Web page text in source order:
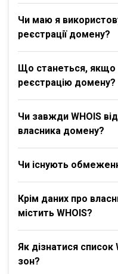
Чи маю я
реєстрації домену?
Що станеться, якщо
реєстрацію домену?
Чи завжди WHOIS
власника домену?
Чи існують
Крім даних про
містить WHOIS?
Як дізнатися список
зон?